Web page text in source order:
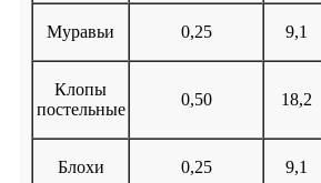
Муравьи 0,25 9,1
Клопы
постельные
0,50 18,2
Блохи 0,25 9,1